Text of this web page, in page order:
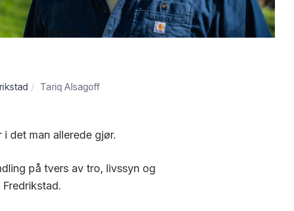
Tariq Alsagoff
det man allerede gjør.
på tvers av tro, livssyn og